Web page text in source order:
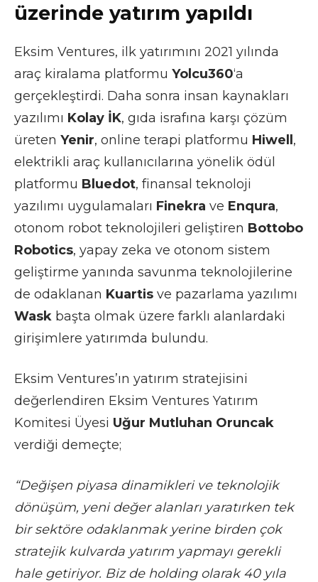
üzerinde yatırım yapıldı
Eksim Ventures, ilk yatırımını 2021 yılında
araç kiralama platformu Yolcu360‘a
gerçekleştirdi. Daha sonra insan kaynakları
yazılımı Kolay İK, gıda israfına karşı çözüm
üreten Yenir, online terapi platformu Hiwell ,
elektrikli araç kullanıcılarına yönelik ödül
platformu Bluedot, finansal teknoloji
yazılımı uygulamaları Finekra ve Enqura,
otonom robot teknolojileri geliştiren Bottobo
Robotics, yapay zeka ve otonom sistem
geliştirme yanında savunma teknolojilerine
de odaklanan Kuartis ve pazarlama yazılımı
Wask başta olmak üzere farklı alanlardaki
girişimlere yatırımda bulundu.
Eksim Ventures’ın yatırım stratejisini
değerlendiren Eksim Ventures Yatırım
Komitesi Üyesi Uğur Mutluhan Oruncak
verdiği demeçte;
“Değişen piyasa dinamikleri ve teknolojik
dönüşüm, yeni değer alanları yaratırken tek
bir sektöre odaklanmak yerine birden çok
stratejik kulvarda yatırım yapmayı gerekli
hale getiriyor. Biz de holding olarak 40 yıla